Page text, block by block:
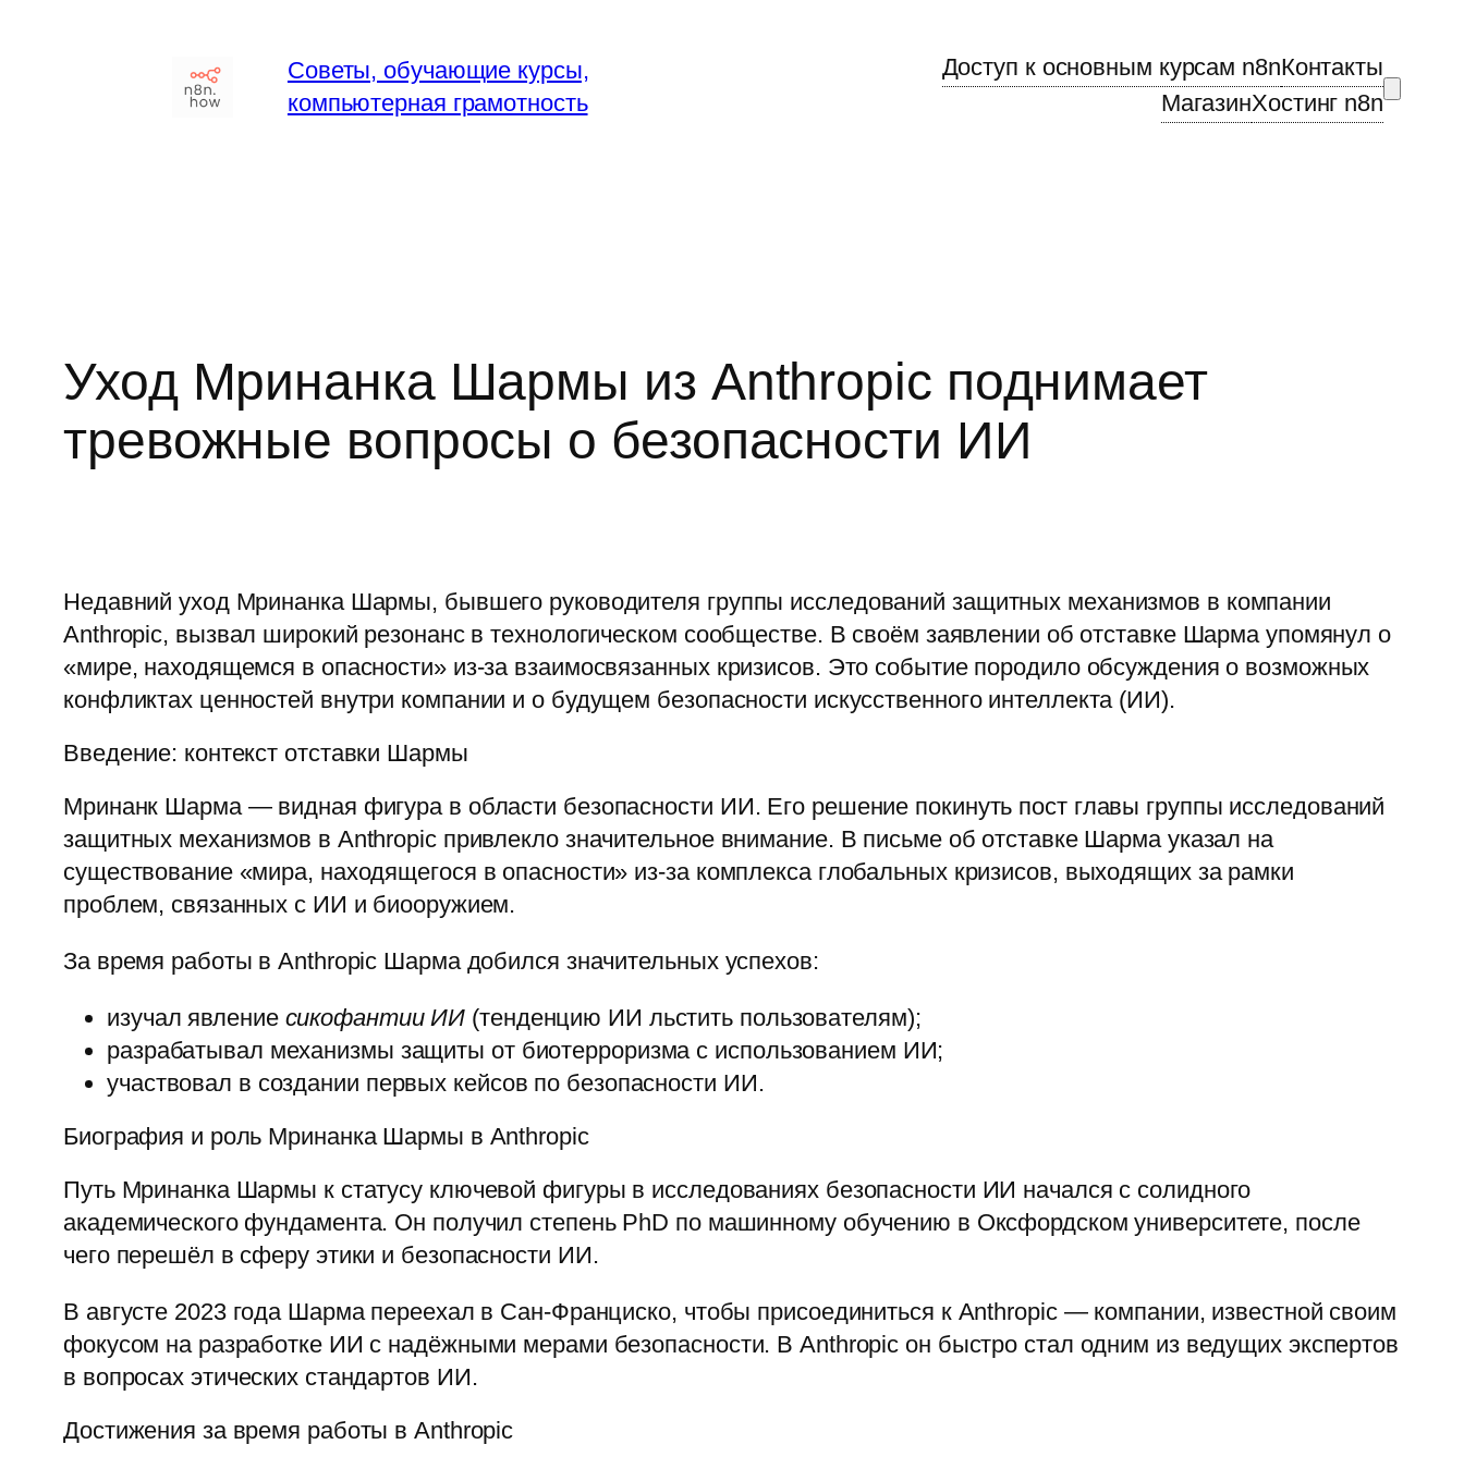
Советы, обучающие курсы,
компьютерная грамотность
Доступ к основным курсам n8nКонтакты
МагазинХостинг n8n
Уход Мринанка Шармы из Anthropic поднимает
тревожные вопросы о безопасности ИИ
Недавний уход Мринанка Шармы, бывшего руководителя группы исследований защитных механизмов в компании
Anthropic, вызвал широкий резонанс в технологическом сообществе. В своём заявлении об отставке Шарма упомянул о
«мире, находящемся в опасности» из‑за взаимосвязанных кризисов. Это событие породило обсуждения о возможных
конфликтах ценностей внутри компании и о будущем безопасности искусственного интеллекта (ИИ).
Введение: контекст отставки Шармы
Мринанк Шарма — видная фигура в области безопасности ИИ. Его решение покинуть пост главы группы исследований
защитных механизмов в Anthropic привлекло значительное внимание. В письме об отставке Шарма указал на
существование «мира, находящегося в опасности» из‑за комплекса глобальных кризисов, выходящих за рамки
проблем, связанных с ИИ и биооружием.
За время работы в Anthropic Шарма добился значительных успехов:
изучал явление сикофантии ИИ (тенденцию ИИ льстить пользователям);
разрабатывал механизмы защиты от биотерроризма с использованием ИИ;
участвовал в создании первых кейсов по безопасности ИИ.
Биография и роль Мринанка Шармы в Anthropic
Путь Мринанка Шармы к статусу ключевой фигуры в исследованиях безопасности ИИ начался с солидного
академического фундамента. Он получил степень PhD по машинному обучению в Оксфордском университете, после
чего перешёл в сферу этики и безопасности ИИ.
В августе 2023 года Шарма переехал в Сан‑Франциско, чтобы присоединиться к Anthropic — компании, известной своим
фокусом на разработке ИИ с надёжными мерами безопасности. В Anthropic он быстро стал одним из ведущих экспертов
в вопросах этических стандартов ИИ.
Достижения за время работы в Anthropic